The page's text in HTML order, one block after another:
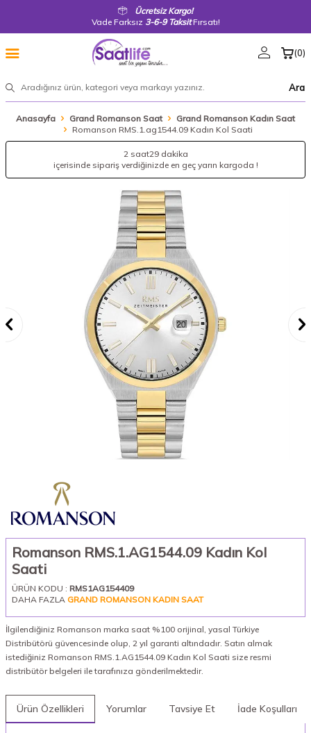
Ücretsiz Kargo!
Vade Farksız 3-6-9 TaksitFırsatı!
Ara
(0)
Anasayfa Grand Romanson Saat
Grand Romanson Kadın Saat
Romanson RMS.1.ag1544.09 Kadın Kol Saati
2 saat29 dakika
içerisinde sipariş verdiğinizde en geç yarın kargoda !
Romanson RMS.1.AG1544.09 Kadın Kol
Saati
ÜRÜN KODU : RMS1AG154409
DAHA FAZLA GRAND ROMANSON KADIN SAAT
İlgilendiğiniz Romanson marka saat %100 orijinal, yasal Türkiye
Distribütörü güvencesinde olup, 2 yıl garanti altındadır. Satın almak
istediğiniz Romanson RMS.1.AG1544.09 Kadın Kol Saati size resmi
distribütör belgeleri ile tarafınıza gönderilmektedir.
Ürün Özellikleri Yorumlar Tavsiye Et İade Koşulları